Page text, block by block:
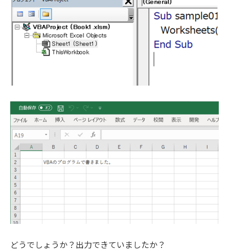
どうでしょうか？出力できていましたか？